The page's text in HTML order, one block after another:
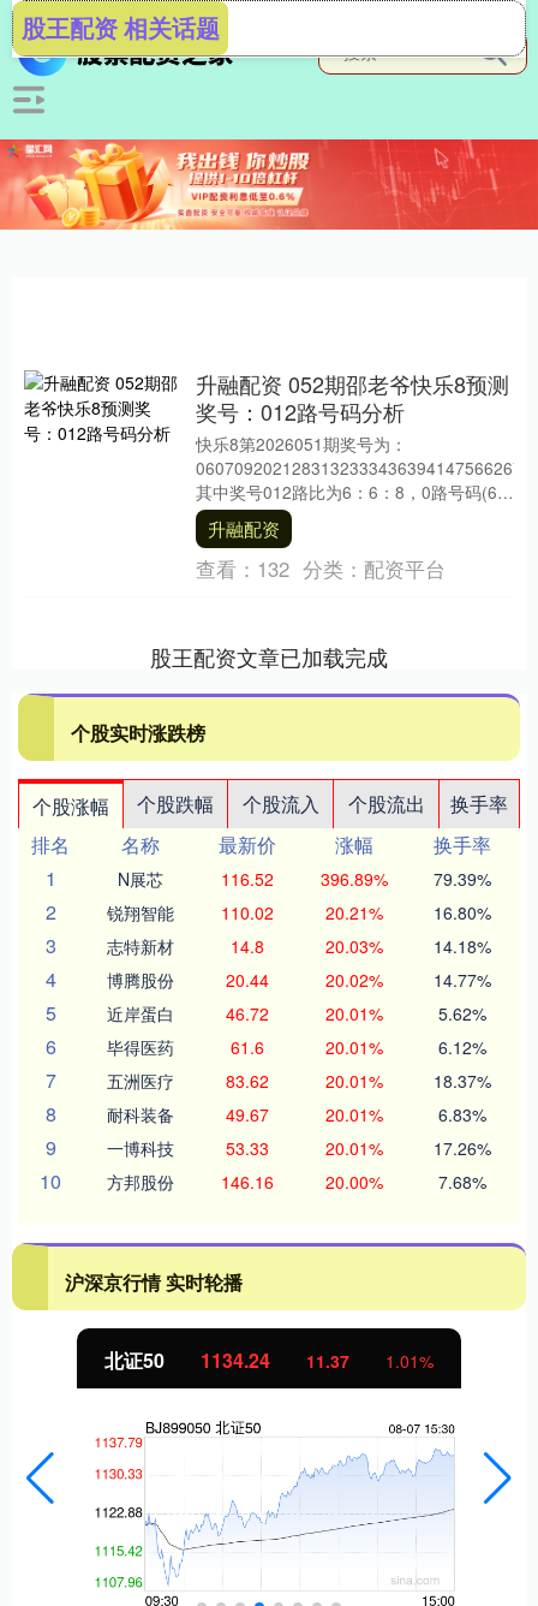
股王配资 相关话题
升融配资 052期邵老爷快乐8预测
奖号：012路号码分析
快乐8第2026051期奖号为：
其中奖号012路比为6：6：8，0路号码(6
个....
升融配资
查看： 132 分类： 配资平台
股王配资文章已加载完成
个股实时涨跌榜
个股涨幅 个股跌幅 个股流入 个股流出
换手率
排名
名称 最新价 涨幅
换手率
1
N展芯 116.52 396.89% 79.39%
2 锐翔智能 110.02 20.21% 16.80%
3 志特新材 14.8 20.03% 14.18%
4 博腾股份 20.44 20.02% 14.77%
5 近岸蛋白 46.72 20.01% 5.62%
6 毕得医药 61.6 20.01% 6.12%
7 五洲医疗 83.62 20.01% 18.37%
8 耐科装备 49.67 20.01% 6.83%
9 一博科技 53.33 20.01% 17.26%
10 方邦股份 146.16 20.00% 7.68%
沪深京行情 实时轮播
北证50 1134.24 11.37 1.01%